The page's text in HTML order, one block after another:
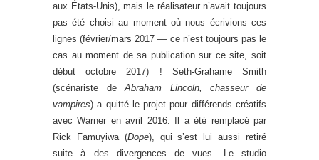
aux États-Unis), mais le réalisateur n’avait toujours
pas été choisi au moment où nous écrivions ces
lignes (février/mars 2017 — ce n’est toujours pas le
cas au moment de sa publication sur ce site, soit
début octobre 2017) ! Seth-Grahame Smith
(scénariste deAbraham Lincoln, chasseur de
vampires) a quitté le projet pour différends créatifs
avec Warner en avril 2016. Il a été remplacé par
Rick Famuyiwa (Dope), qui s’est lui aussi retiré
suite à des divergences de vues. Le studio